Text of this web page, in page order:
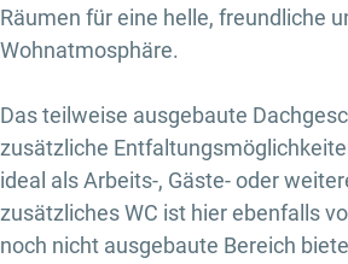
Räumen für eine helle, freundliche
Wohnatmosphäre.
Das teilweise ausgebaute
zusätzliche
ideal als Arbeits-, Gäste- oder
zusätzliches WC ist hier ebenfalls
noch nicht ausgebaute Bereich